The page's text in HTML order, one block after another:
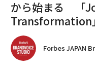
から始まる 「
Transformation
Forbes JAPAN